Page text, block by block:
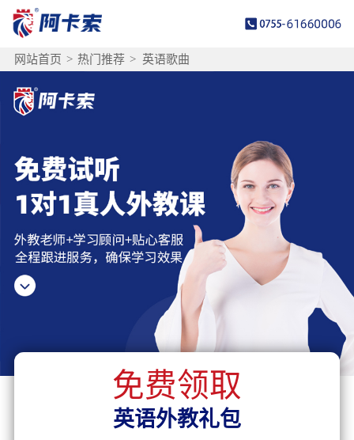
网站首页 > 热门推荐 > 英语歌曲
免费领取
英语外教礼包